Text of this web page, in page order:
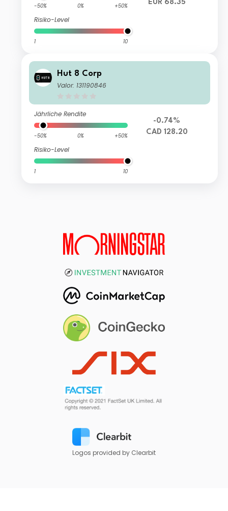
-50% 0% +50%
Risiko-Level
1 10
EUR 68.35
Hut 8 Corp
Valor: 131190846
Jährliche Rendite
-50% 0% +50%
Risiko-Level
1 10
-0.74%
CAD 128.20
Logos provided by Clearbit